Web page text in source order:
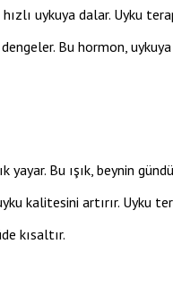
uykuya dalar. Uyku
Bu hormon,
Bu ışık, beynin
kalitesini artırır. Uyku
kısaltır.